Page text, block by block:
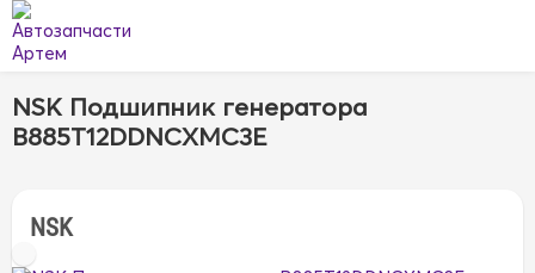
NSK Подшипник генератора
B885T12DDNCXMC3E
NSK